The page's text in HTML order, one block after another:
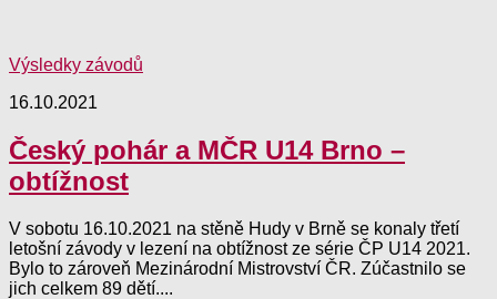
Výsledky závodů
16.10.2021
Český pohár a MČR U14 Brno –
obtížnost
V sobotu 16.10.2021 na stěně Hudy v Brně se konaly třetí
letošní závody v lezení na obtížnost ze série ČP U14 2021.
Bylo to zároveň Mezinárodní Mistrovství ČR. Zúčastnilo se
jich celkem 89 dětí....